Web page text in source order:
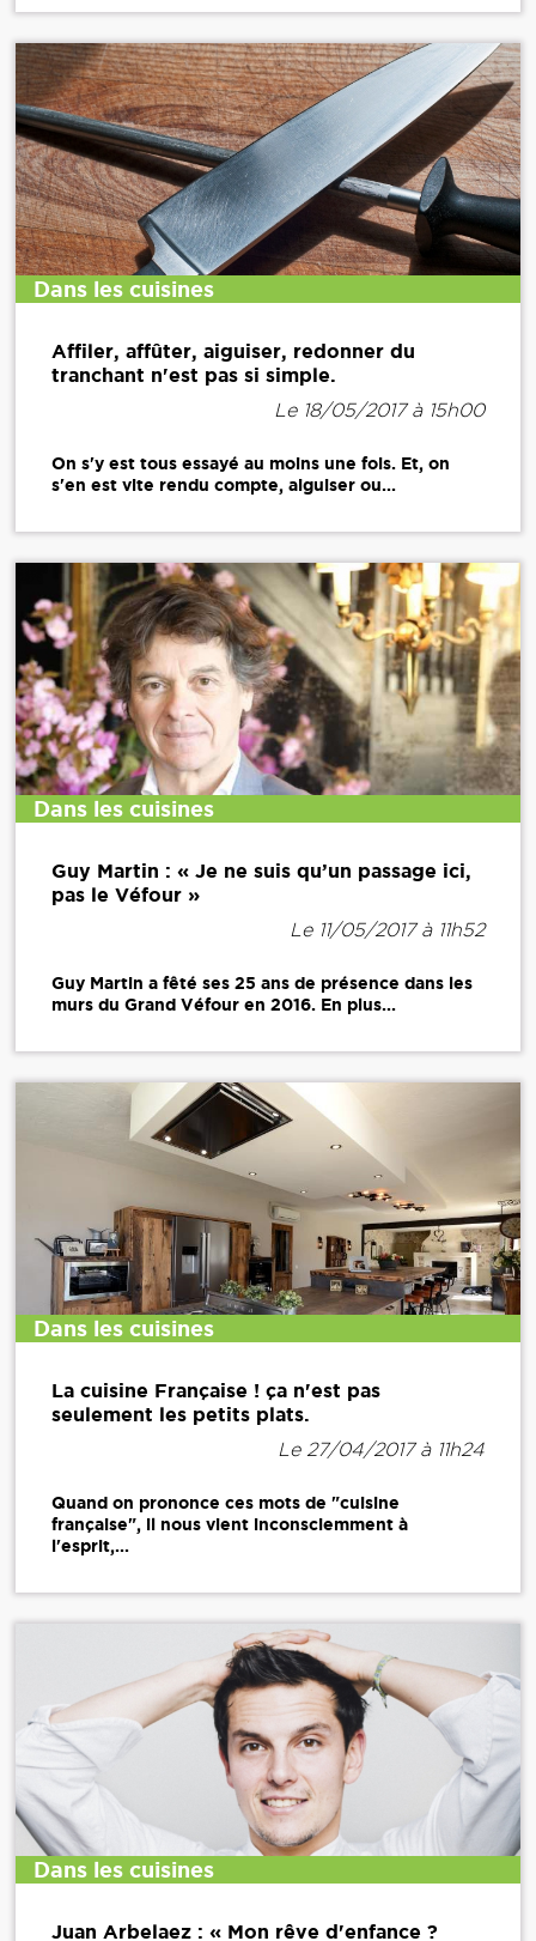
Dans les cuisines
Affiler, affûter, aiguiser, redonner du
tranchant n'est pas si simple.
Le 18/05/2017 à 15h00
On s'y est tous essayé au moins une fois. Et, on
s'en est vite rendu compte, aiguiser ou...
Dans les cuisines
Guy Martin : « Je ne suis qu’un passage ici,
pas le Véfour »
Le 11/05/2017 à 11h52
Guy Martin a fêté ses 25 ans de présence dans les
murs du Grand Véfour en 2016. En plus...
Dans les cuisines
La cuisine Française ! ça n'est pas
seulement les petits plats.
Le 27/04/2017 à 11h24
Quand on prononce ces mots de "cuisine
française", il nous vient inconsciemment à
l'esprit,...
Dans les cuisines
Juan Arbelaez : « Mon rêve d'enfance ?